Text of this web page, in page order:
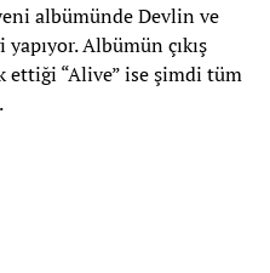
albümünde Devlin ve
Albümün çıkış
“Alive” ise şimdi tüm